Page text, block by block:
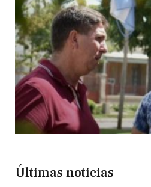
Últimas noticias